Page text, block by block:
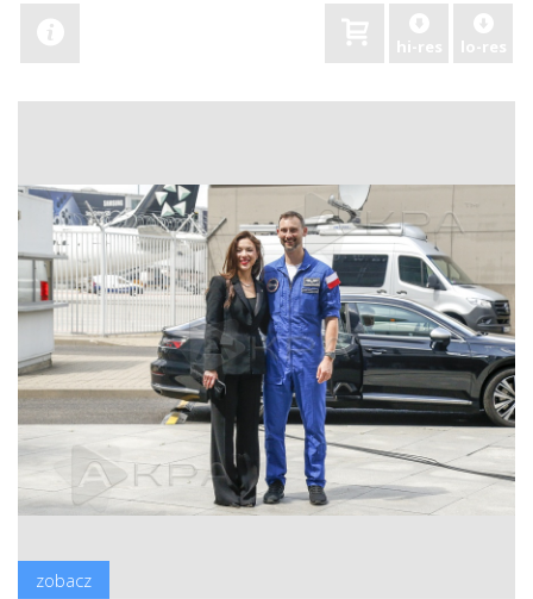
hi-res lo-res
zobacz